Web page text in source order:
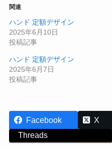
関連
ハンド 定額デザイン
2025年6月10日
投稿記事
ハンド 定額デザイン
2025年6月7日
投稿記事
Facebook X
Threads